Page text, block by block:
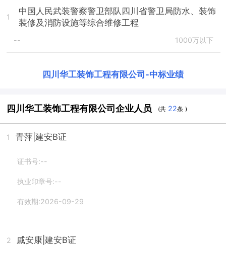
1
中国人民武装警察警卫部队四川省警卫局防水、装饰
装修及消防设施等综合维修工程
-- 1000万以下
四川华工装饰工程有限公司 -中标业绩
四川华工装饰工程有限公司企业人员 (共 22条 )
1 青萍 |建安B证
证书号:--
执业印章号:--
有效期:2026-09-29
2 戚安康 |建安B证